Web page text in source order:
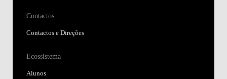
Contactos
Contactos e Direções
Ecossistema
Alunos